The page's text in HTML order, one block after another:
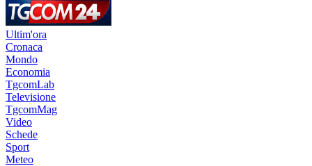
Ultim'ora
Cronaca
Mondo
Economia
TgcomLab
Televisione
TgcomMag
Video
Schede
Sport
Meteo